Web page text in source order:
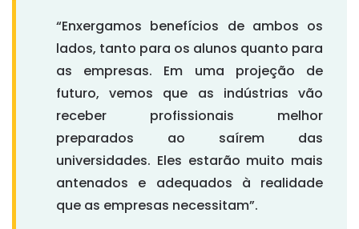
“Enxergamos benefícios de ambos os
lados, tanto para os alunos quanto para
as empresas. Em uma projeção de
futuro, vemos que as indústrias vão
receber profissionais melhor
preparados ao saírem das
universidades. Eles estarão muito mais
antenados e adequados à realidade
que as empresas necessitam”.